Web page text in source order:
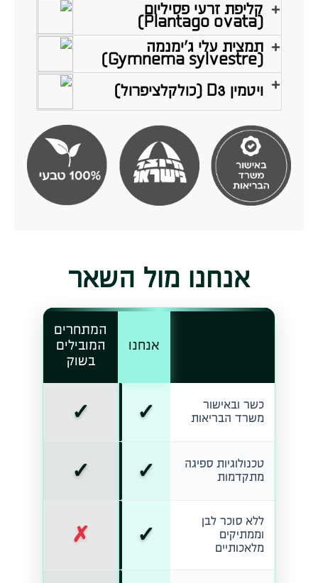
קליפת זרעי פסיליום
(Plantago ovata)
תמצית עלי ג'ימנמה
(Gymnema sylvestre)
ויטמין D3 (כולקלציפרול)
אנחנו מול השאר
אנחנו
המתחרים
המובילים
בשוק
כשר ובאישור
משרד הבריאות
✓
✓
טכנולוגיות ספיגה
מתקדמות
✓
✓
ללא סוכר לבן
וממתיקים
מלאכותיים
✓
✗